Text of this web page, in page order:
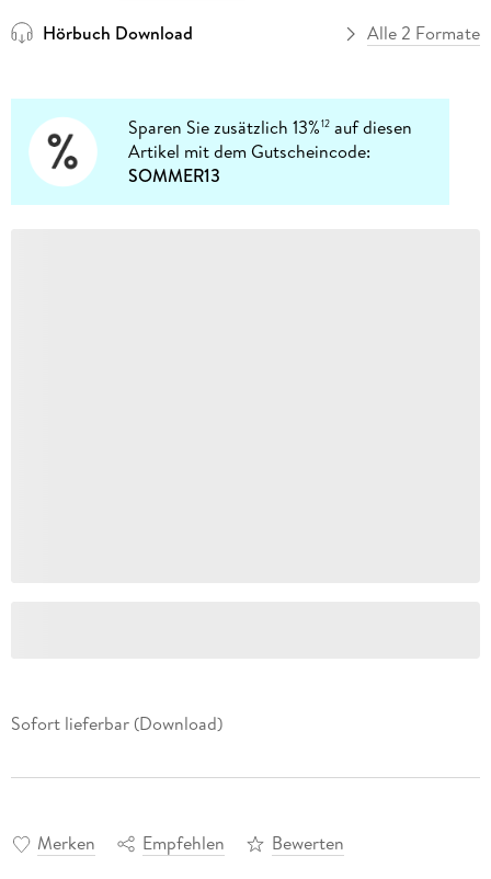
Hörbuch Download Alle 2 Formate
Sparen Sie zusätzlich 13%12 auf diesen
Artikel mit dem Gutscheincode:
SOMMER13
Sofort lieferbar (Download)
Merken Empfehlen Bewerten